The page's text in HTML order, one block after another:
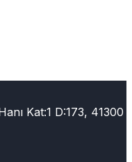
Kat:1 D:173, 41300